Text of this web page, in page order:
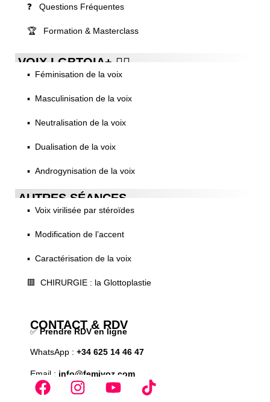
❓ Questions Fréquentes
🏆 Formation & Masterclass
VOIX LGBTQIA+ 🏳️‍🌈
▪️ Féminisation de la voix
▪️ Masculinisation de la voix
▪️ Neutralisation de la voix
▪️ Dualisation de la voix
▪️ Androgynisation de la voix
AUTRES SÉANCES
▪️ Voix virilisée par stéroïdes
▪️ Modification de l’accent
▪️ Caractérisation de la voix
🟥 CHIRURGIE : la Glottoplastie
CONTACT & RDV
✅ Prendre RDV en ligne
WhatsApp : +34 625 14 46 47
Email : info@femivoz.com